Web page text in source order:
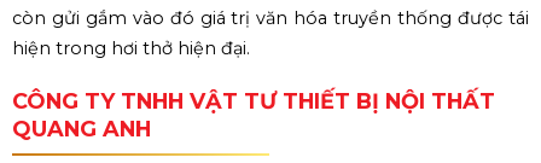
còn gửi gắm vào đó giá trị văn hóa truyền thống được tái
hiện trong hơi thở hiện đại.
CÔNG TY TNHH VẬT TƯ THIẾT BỊ NỘI THẤT
QUANG ANH